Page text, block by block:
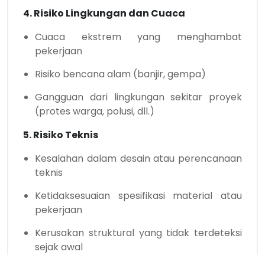
4. Risiko Lingkungan dan Cuaca
Cuaca ekstrem yang menghambat
pekerjaan
Risiko bencana alam (banjir, gempa)
Gangguan dari lingkungan sekitar proyek
(protes warga, polusi, dll.)
5. Risiko Teknis
Kesalahan dalam desain atau perencanaan
teknis
Ketidaksesuaian spesifikasi material atau
pekerjaan
Kerusakan struktural yang tidak terdeteksi
sejak awal